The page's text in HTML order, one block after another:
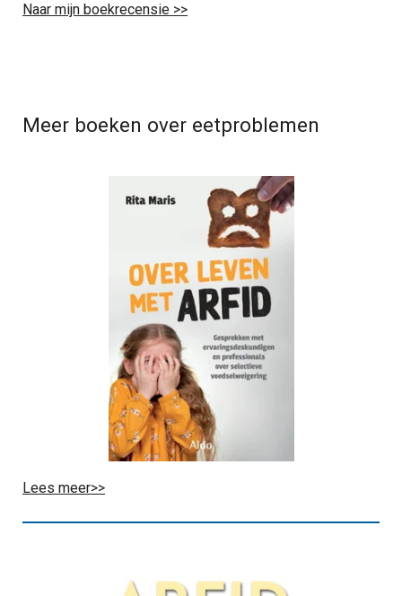
Naar mijn boekrecensie >>
Meer boeken over eetproblemen
Lees meer>>